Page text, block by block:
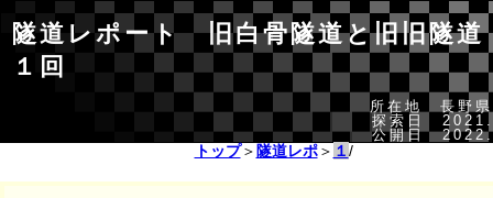
隧道レポート 旧白骨隧道と旧旧隧
１回
所在地 長野県
探索日
公開日
トップ＞ 隧道レポ＞ １/